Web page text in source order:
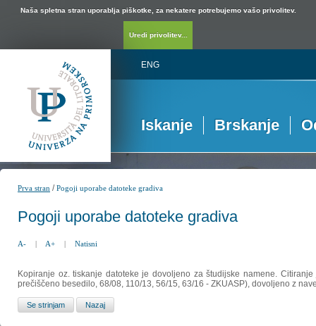
Naša spletna stran uporablja piškotke, za nekatere potrebujemo vašo privolitev.
Uredi privolitev...
ENG
Iskanje Brskanje
Prva stran /Pogoji uporabe datoteke gradiva
Pogoji uporabe datoteke gradiva
A- | A+ | Natisni
Kopiranje oz. tiskanje datoteke je dovoljeno za študijske namene.
prečiščeno besedilo, 68/08, 110/13, 56/15, 63/16 - ZKUASP), dovoljeno z